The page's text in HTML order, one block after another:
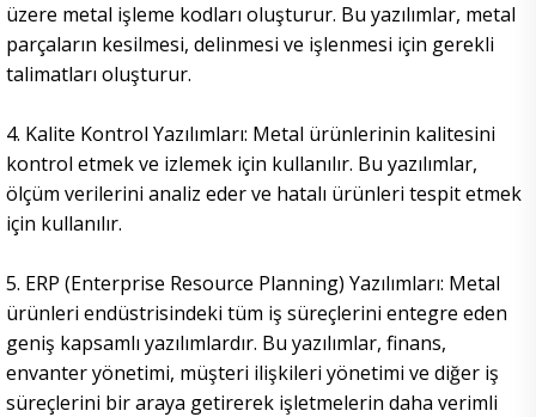
üzere metal işleme kodları oluşturur. Bu yazılımlar, metal
parçaların kesilmesi, delinmesi ve işlenmesi için gerekli
talimatları oluşturur.
4. Kalite Kontrol Yazılımları: Metal ürünlerinin kalitesini
kontrol etmek ve izlemek için kullanılır. Bu yazılımlar,
ölçüm verilerini analiz eder ve hatalı ürünleri tespit etmek
için kullanılır.
5. ERP (Enterprise Resource Planning) Yazılımları: Metal
ürünleri endüstrisindeki tüm iş süreçlerini entegre eden
geniş kapsamlı yazılımlardır. Bu yazılımlar, finans,
envanter yönetimi, müşteri ilişkileri yönetimi ve diğer iş
süreçlerini bir araya getirerek işletmelerin daha verimli